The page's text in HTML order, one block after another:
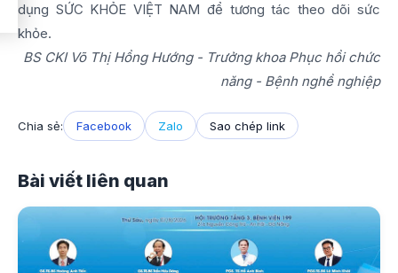
dụng SỨC KHỎE VIỆT NAM để tương tác theo dõi sức
khỏe.
BS CKI Võ Thị Hồng Hướng - Trưởng khoa Phục hồi chức
năng - Bệnh nghề nghiệp
Chia sẻ: Facebook Zalo Sao chép link
Bài viết liên quan